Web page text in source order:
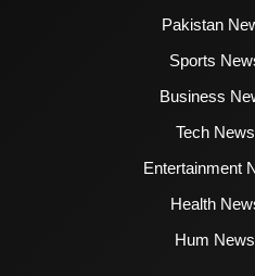
Pakistan
Sports
Business
Tech
Entertainment
Health
Hum